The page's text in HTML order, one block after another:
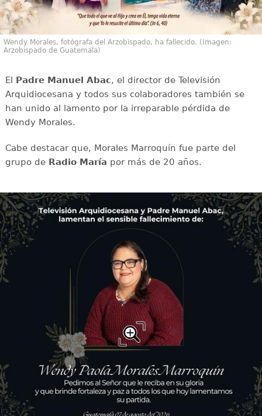
Wendy Morales, fotógrafa del Arzobispado, ha fallecido. (Imagen:
Arzobispado de Guatemala)
El Padre Manuel Abac, el director de Televisión
Arquidiocesana y todos sus colaboradores también se
han unido al lamento por la irreparable pérdida de
Wendy Morales.
Cabe destacar que, Morales Marroquín fue parte del
grupo de Radio María por más de 20 años.